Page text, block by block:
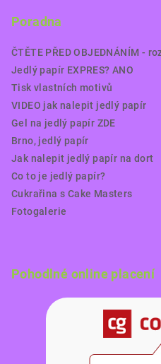
Poradna
ČTĚTE PŘED OBJEDNÁNÍM -
Jedlý papír EXPRES? ANO
Tisk vlastních motivů
VIDEO jak nalepit jedlý papír
Gel na jedlý papír ZDE
Brno, jedlý papír
Jak nalepit jedlý papír na dort
Co to je jedlý papír?
Cukrařina s Cake Masters
Fotogalerie
Pohodlné online placení